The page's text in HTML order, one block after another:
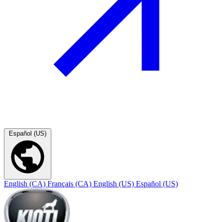
Español (US)
English (CA) Français (CA) English (US) Español (US)